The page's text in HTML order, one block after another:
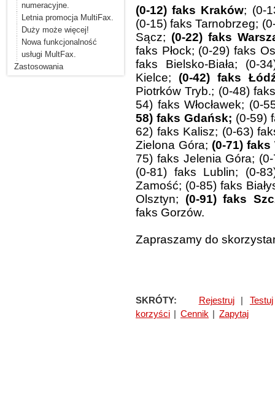
numeracyjne.
Letnia promocja MultiFax.
Duży może więcej!
Nowa funkcjonalność
usługi MultFax.
Zastosowania
(0-12) faks Kraków; (0-
(0-15) faks Tarnobrzeg;
Sącz; (0-22) faks
faks Płock; (0-29) faks
faks Bielsko-Biała; (0-
Kielce; (0-42) faks
Piotrków Tryb.; (0-48)
54) faks Włocławek;
58) faks Gdańsk; (0-59)
62) faks Kalisz; (0-63)
Zielona Góra; (0-71) faks
75) faks Jelenia Góra;
(0-81) faks Lublin; (0-
Zamość; (0-85) faks
Olsztyn; (0-91) faks
faks Gorzów.
Zapraszamy do
SKRÓTY: Rejestruj Testuj
korzyści
Cennik Zapytaj